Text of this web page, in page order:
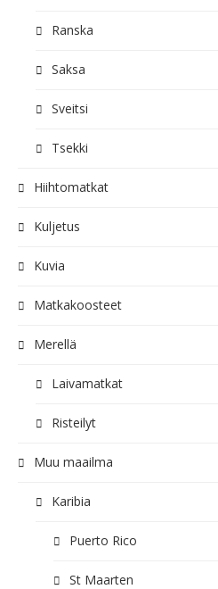
Ranska
Saksa
Sveitsi
Tsekki
Hiihtomatkat
Kuljetus
Kuvia
Matkakoosteet
Merellä
Laivamatkat
Risteilyt
Muu maailma
Karibia
Puerto Rico
St Maarten